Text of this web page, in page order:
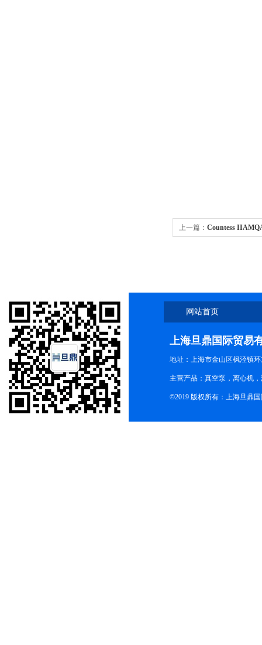
上一篇： Countess
网站首页
上海旦鼎国际贸易
地址：上海市金山区枫泾镇
主营产品：真空泵，离心机
©2019 版权所有：上海旦鼎